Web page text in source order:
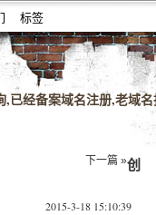
标签
,高pr域名,百度搜狗收录域
经备案域名注册,老域
下一篇 »创
2015-3-18 15:10:39